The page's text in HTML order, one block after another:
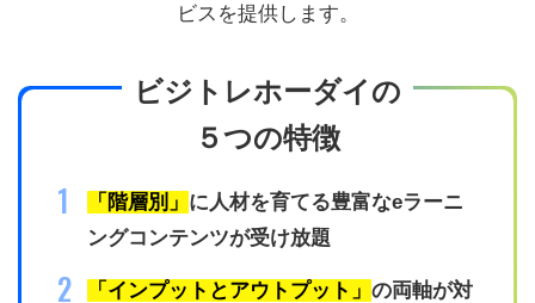
ビスを提供します。​
ビジトレホーダイの
５つの特徴
「階層別」 に人材を育てる豊富なeラーニ
ングコンテンツが受け放題
「インプットとアウトプット」 の両軸が対